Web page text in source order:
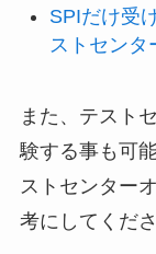
SPIだけ受
ストセンタ
また、テスト
験する事も可
ストセンター
考にしてくださ